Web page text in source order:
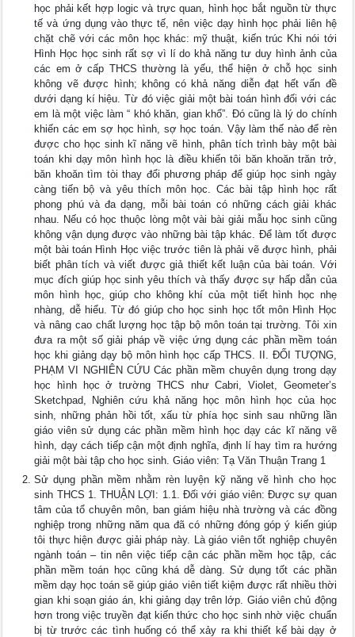
học phải kết hợp logic và trực quan, hình học bắt nguồn từ thực
tế và ứng dụng vào thực tế, nên việc dạy hình học phải liên hệ
chặt chẽ với các môn học khác: mỹ thuật, kiến trúc Khi nói tới
Hình Học học sinh rất sợ vì lí do khả năng tư duy hình ảnh của
các em ở cấp THCS thường là yếu, thể hiện ở chỗ học sinh
không vẽ được hình; không có khả năng diễn đạt hết vấn đề
dưới dạng kí hiệu. Từ đó việc giải một bài toán hình đối với các
em là một việc làm “ khó khăn, gian khổ”. Đó cũng là lý do chính
khiến các em sợ học hình, sợ học toán. Vậy làm thế nào để rèn
được cho học sinh kĩ năng vẽ hình, phân tích trình bày một bài
toán khi dạy môn hình học là điều khiến tôi băn khoăn trăn trở,
băn khoăn tìm tòi thay đổi phương pháp để giúp học sinh ngày
càng tiến bộ và yêu thích môn học. Các bài tập hình học rất
phong phú và đa dạng, mỗi bài toán có những cách giải khác
nhau. Nếu có học thuộc lòng một vài bài giải mẫu học sinh cũng
không vận dụng được vào những bài tập khác. Để làm tốt được
một bài toán Hình Học việc trước tiên là phải vẽ được hình, phải
biết phân tích và viết được giả thiết kết luận của bài toán. Với
mục đích giúp học sinh yêu thích và thấy được sự hấp dẫn của
môn hình học, giúp cho không khí của một tiết hình học nhẹ
nhàng, dễ hiểu. Từ đó giúp cho học sinh học tốt môn Hình Học
và nâng cao chất lượng học tập bộ môn toán tại trường. Tôi xin
đưa ra một số giải pháp về việc ứng dụng các phần mềm toán
học khi giảng dạy bộ môn hình học cấp THCS. II. ĐỐI TƯỢNG,
PHẠM VI NGHIÊN CỨU Các phần mềm chuyên dụng trong dạy
học hình học ở trường THCS như Cabri, Violet, Geometer’s
Sketchpad, Nghiên cứu khả năng học môn hình học của học
sinh, những phản hồi tốt, xấu từ phía học sinh sau những lần
giáo viên sử dụng các phần mềm hình học dạy các kĩ năng vẽ
hình, dạy cách tiếp cận một định nghĩa, định lí hay tìm ra hướng
giải một bài tập cho học sinh. Giáo viên: Tạ Văn Thuận Trang 1
Sử dụng phần mềm nhằm rèn luyện kỹ năng vẽ hình cho học
sinh THCS 1. THUẬN LỢI: 1.1. Đối với giáo viên: Được sự quan
tâm của tổ chuyên môn, ban giám hiệu nhà trường và các đồng
nghiệp trong những năm qua đã có những đóng góp ý kiến giúp
tôi thực hiện được giải pháp này. Là giáo viên tốt nghiệp chuyên
ngành toán – tin nên việc tiếp cận các phần mềm học tập, các
phần mềm toán học cũng khá dễ dàng. Sử dụng tốt các phần
mềm dạy học toán sẽ giúp giáo viên tiết kiệm được rất nhiều thời
gian khi soạn giáo án, khi giảng dạy trên lớp. Giáo viên chủ động
hơn trong việc truyền đạt kiến thức cho học sinh nhờ việc chuẩn
bị từ trước các tình huống có thể xảy ra khi thiết kế bài dạy ở